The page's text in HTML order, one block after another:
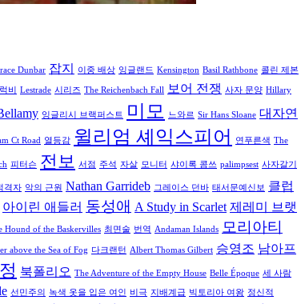
Dunbar 잡지 이중 배상 잉글랜드 Kensington Basil Rathbone 콜린 제본
럭비 Lestrade 시리즈 The Reichenbach Fall 보어 전쟁 사자 문양 Hillary
잉글리시 브랙퍼스트 미모 느와르 Sir Hans Sloane 대자연
Ct Road 열등감 윌리엄 셰익스피어 연푸른색 The
피터슨 전보 서점 주석 자살 모니터 샤이록 콤쓰 palimpsest 사자갈기
격자 악의 근원 Nathan Garrideb 그레이스 던바 태서문예신보 클럽
아이린 애들러 동성애 A Study in Scarlet 제레미 브랫
Hound of the Baskervilles 최면술 번역 Andaman Islands 모리아티
above the Sea of Fog 다크랜턴 Albert Thomas Gilbert 승영조 남아프
북폴리오 The Adventure of the Empty House Belle Époque 세 사람
선민주의 녹색 옷을 입은 여인 비극 지배계급 빅토리아 여왕 정신적